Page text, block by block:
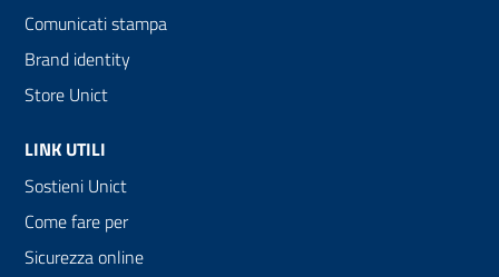
Comunicati stampa
Brand identity
Store Unict
LINK UTILI
Sostieni Unict
Come fare per
Sicurezza online